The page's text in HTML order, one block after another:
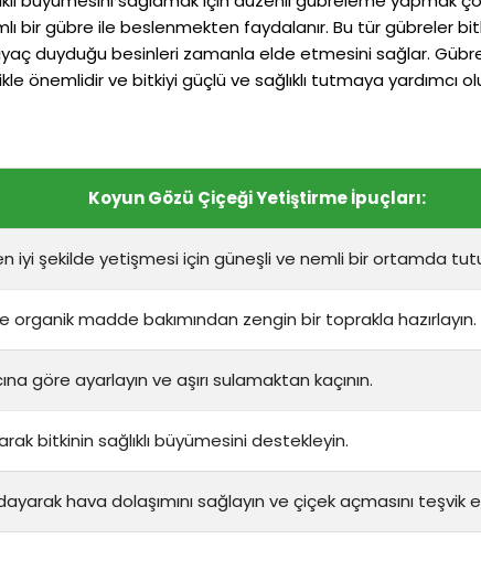
bir gübre ile beslenmekten faydalanır. Bu tür gübreler
duyduğu besinleri zamanla elde etmesini sağlar.
önemlidir ve bitkiyi güçlü ve sağlıklı tutmaya yardımcı
Koyun Gözü Çiçeği Yetiştirme İpuçları:
iyi şekilde yetişmesi için güneşli ve nemli bir ortamda
organik madde bakımından zengin bir toprakla hazırlayın.
göre ayarlayın ve aşırı sulamaktan kaçının.
bitkinin sağlıklı büyümesini destekleyin.
hava dolaşımını sağlayın ve çiçek açmasını teşvik